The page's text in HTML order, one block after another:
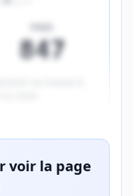
847
voir la page